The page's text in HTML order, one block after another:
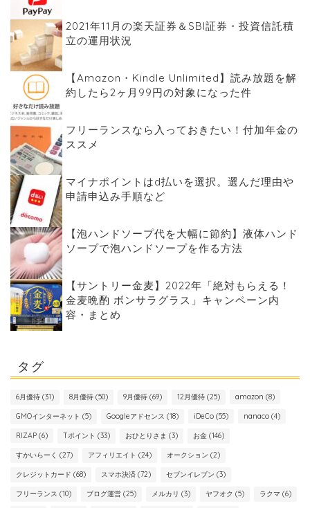
2021年11月の楽天証券＆SBI証券・投資信託積
立の運用状況
【Amazon・Kindle Unlimited】読み放題を解
約したら2ヶ月99円の対象になった件
フリーランスなら入っておきたい！付加年金の
ススメ
マイナポイントはd払いを選択。選んだ理由や
申請申込み手順など
【泡ハンドソープ代を大幅に節約】液体ハンド
ソープで泡ハンドソープを作る方法
【サントリー金麦】2022年「絶対もらえる！
金麦晩酌 ボンサラグラス」キャンペーン内
容・まとめ
タグ
6月優待 (31) 8月優待 (50) 9月優待 (69) 12月優待 (25) amazon (8)
GMOインターネット (5) Googleアドセンス (18) iDeCo (55) nanaco (4)
RIZAP (6) Tポイント (33) おひとりさま (3) お金 (146)
すかいらーく (27) アフィリエイト (24) オークション (2)
クレジットカード (68) スマホ決済 (72) セブンイレブン (3)
フリーランス (10) ブログ運営 (25) メルカリ (3) ヤフオク (5) ラクマ (6)